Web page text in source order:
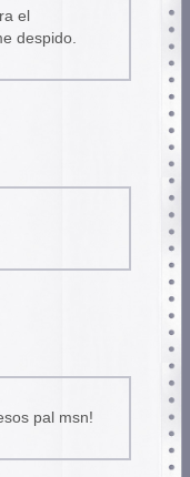
el
despido.
pal msn!